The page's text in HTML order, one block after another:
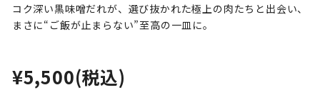
コク深い黒味噌だれが、選び抜かれた極上の肉たちと出会い、
まさに“ご飯が止まらない”至高の一皿に。
¥5,500(税込)